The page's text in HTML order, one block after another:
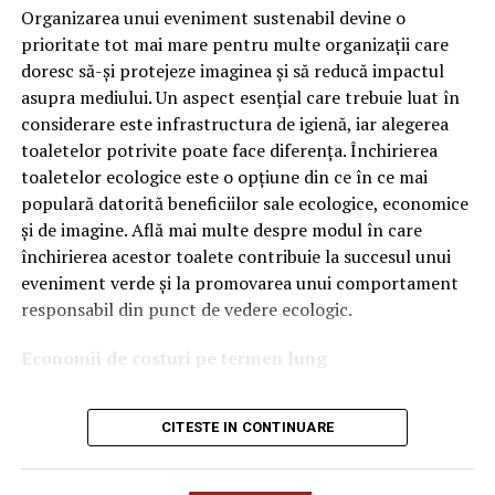
(Articol publicat în ediţia revistei Capital de luni, 20
august 2018. Publicaţia este disponibilă la centrele de
difuzare a presei din întraga ţară.)
ARTICOLE PE ACEIASI TEMA: PRIMA
URMATORUL
Astăzi poți câștiga 700.000 de euro | Capitala24
NU RATATI
Ce puteți citi în ediția de luni, 27 august, a revistei
Capital | Capitala24
tehnologiile proprii și pentru numărul mare de aprobări
OEM.
Ce înseamnă Ravenol VMP?
DenumireaVMPidentifică o gamă de uleiuri dezvoltate
pentru motoare moderne care necesită performanțe
ridicate și compatibilitate cu numeroase specificații ale
constructorilor auto.
Acest produs este destinat în special motoarelor
moderne pe benzină și diesel, inclusiv celor echipate cu:
catalizatoare moderne;
sisteme Start-Stop.
Organizarea unui eveniment sustenabil devine o
prioritate tot mai mare pentru multe organizații care
doresc să-și protejeze imaginea și să reducă impactul
asupra mediului. Un aspect esențial care trebuie luat în
considerare este infrastructura de igienă, iar alegerea
toaletelor potrivite poate face diferența. Închirierea
toaletelor ecologice este o opțiune din ce în ce mai
populară datorită beneficiilor sale ecologice, economice
și de imagine. Află mai multe despre modul în care
închirierea acestor toalete contribuie la succesul unui
eveniment verde și la promovarea unui comportament
responsabil din punct de vedere ecologic.
Economii de costuri pe termen lung
Unul dintre cele mai mari avantaje ale activității
închiriere toalete ecologiceeste economia de costuri.
termen lung, aceasta este o opțiune mai rentabilă decât
CITESTE IN CONTINUARE